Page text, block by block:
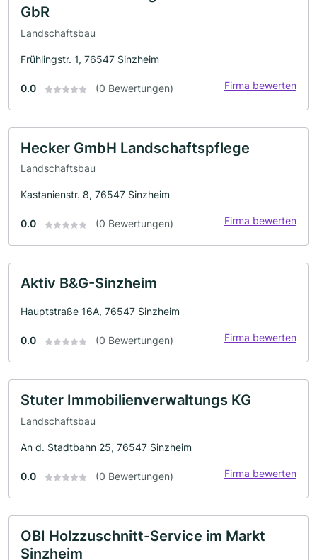
GbR
Landschaftsbau
Frühlingstr. 1, 76547 Sinzheim
0.0 (0 Bewertungen) Firma bewerten
Hecker GmbH Landschaftspflege
Landschaftsbau
Kastanienstr. 8, 76547 Sinzheim
0.0 (0 Bewertungen) Firma bewerten
Aktiv B&G-Sinzheim
Hauptstraße 16A, 76547 Sinzheim
0.0 (0 Bewertungen) Firma bewerten
Stuter Immobilienverwaltungs KG
Landschaftsbau
An d. Stadtbahn 25, 76547 Sinzheim
0.0 (0 Bewertungen) Firma bewerten
OBI Holzzuschnitt-Service im Markt
Sinzheim